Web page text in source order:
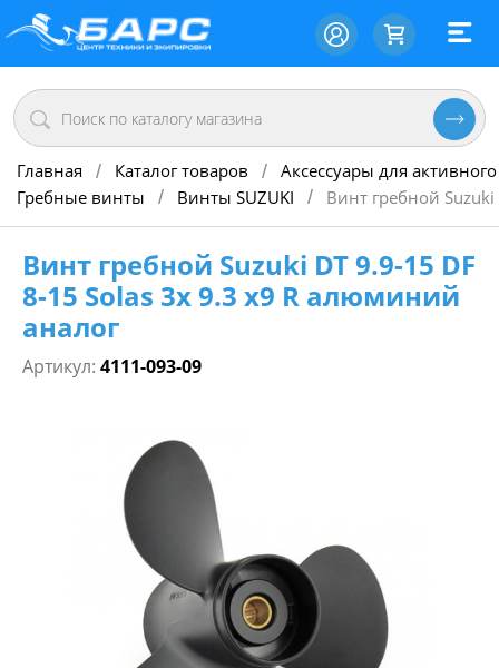
Главная / Каталог товаров / Аксессуары для
Гребные винты
/ Винты SUZUKI / Винт гребной
Винт гребной Suzuki DT 9.9-15 DF
8-15 Solas 3х 9.3 х9 R алюминий
аналог
Артикул: 4111-093-09